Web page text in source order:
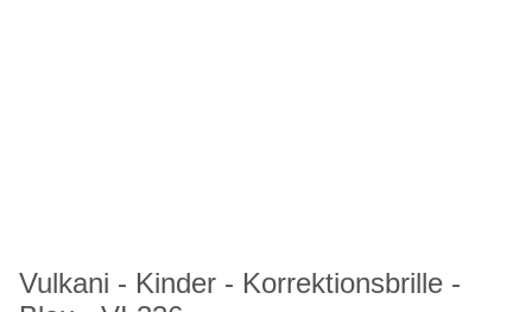
Vulkani - Kinder - Korrektionsbrille -